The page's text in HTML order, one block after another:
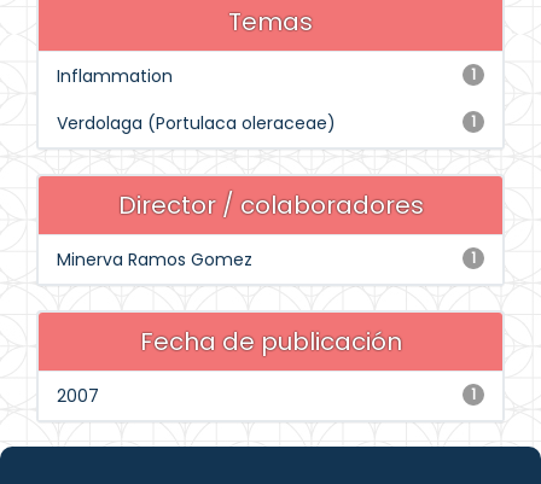
Temas
1
Inflammation
1
Verdolaga (Portulaca oleraceae)
Director / colaboradores
1
Minerva Ramos Gomez
Fecha de publicación
1
2007